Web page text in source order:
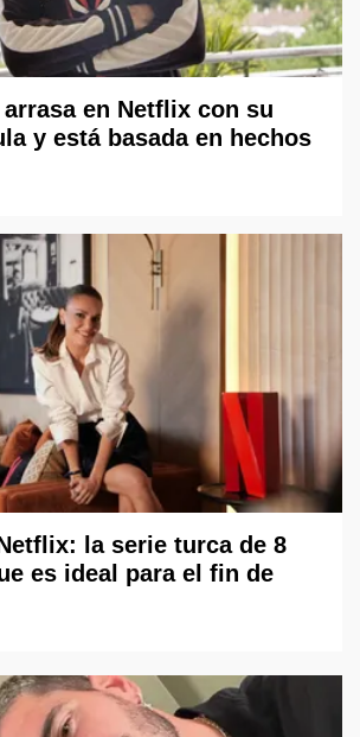
en Netflix con su
y está basada en hechos
la serie turca de 8
es ideal para el fin de